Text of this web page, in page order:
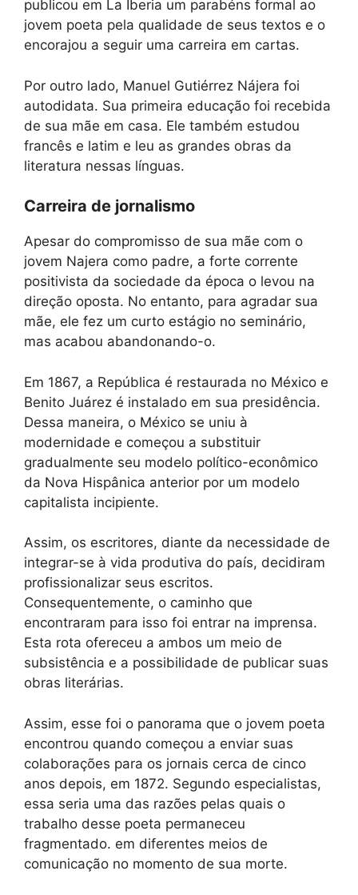
publicou em La Iberia um parabéns formal ao
jovem poeta pela qualidade de seus textos e o
encorajou a seguir uma carreira em cartas.
Por outro lado, Manuel Gutiérrez Nájera foi
autodidata. Sua primeira educação foi recebida
de sua mãe em casa. Ele também estudou
francês e latim e leu as grandes obras da
literatura nessas línguas.
Carreira de jornalismo
Apesar do compromisso de sua mãe com o
jovem Najera como padre, a forte corrente
positivista da sociedade da época o levou na
direção oposta. No entanto, para agradar sua
mãe, ele fez um curto estágio no seminário,
mas acabou abandonando-o.
Em 1867, a República é restaurada no México e
Benito Juárez é instalado em sua presidência.
Dessa maneira, o México se uniu à
modernidade e começou a substituir
gradualmente seu modelo político-econômico
da Nova Hispânica anterior por um modelo
capitalista incipiente.
Assim, os escritores, diante da necessidade de
integrar-se à vida produtiva do país, decidiram
profissionalizar seus escritos.
Consequentemente, o caminho que
encontraram para isso foi entrar na imprensa.
Esta rota ofereceu a ambos um meio de
subsistência e a possibilidade de publicar suas
obras literárias.
Assim, esse foi o panorama que o jovem poeta
encontrou quando começou a enviar suas
colaborações para os jornais cerca de cinco
anos depois, em 1872. Segundo especialistas,
essa seria uma das razões pelas quais o
trabalho desse poeta permaneceu
fragmentado. em diferentes meios de
comunicação no momento de sua morte.